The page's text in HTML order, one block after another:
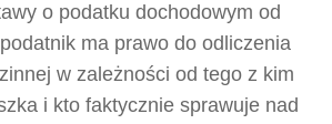
o podatku dochodowym od
ma prawo do odliczenia
w zależności od tego z kim
i kto faktycznie sprawuje nad